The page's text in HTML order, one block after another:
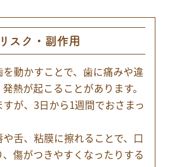
リスク・副作用
を動かすことで、歯に痛みや違
熱が起こることがあります。
が、3日から1週間でおさまっ
や舌、粘膜に擦れることで、口
傷がつきやすくなったりする